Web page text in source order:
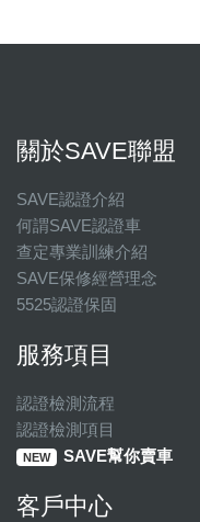
關於SAVE聯盟
SAVE認證介紹
何謂SAVE認證車
查定專業訓練介紹
SAVE保修經營理念
5525認證保固
服務項目
認證檢測流程
認證檢測項目
NEW SAVE幫你賣車
客戶中心